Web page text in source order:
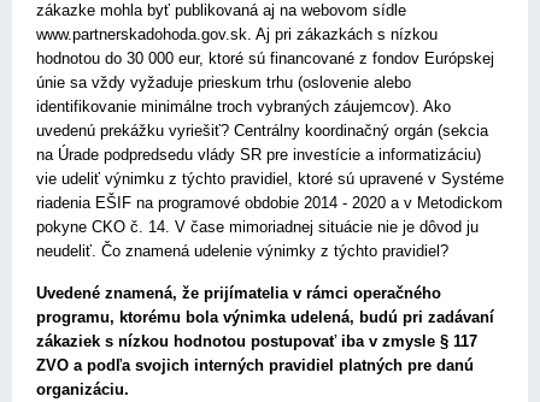
zákazke mohla byť publikovaná aj na webovom sídle
www.partnerskadohoda.gov.sk. Aj pri zákazkách s nízkou
hodnotou do 30 000 eur, ktoré sú financované z fondov Európskej
únie sa vždy vyžaduje prieskum trhu (oslovenie alebo
identifikovanie minimálne troch vybraných záujemcov). Ako
uvedenú prekážku vyriešiť? Centrálny koordinačný orgán (sekcia
na Úrade podpredsedu vlády SR pre investície a informatizáciu)
vie udeliť výnimku z týchto pravidiel, ktoré sú upravené v Systéme
riadenia EŠIF na programové obdobie 2014 - 2020 a v Metodickom
pokyne CKO č. 14. V čase mimoriadnej situácie nie je dôvod ju
neudeliť. Čo znamená udelenie výnimky z týchto pravidiel?
Uvedené znamená, že prijímatelia v rámci operačného
programu, ktorému bola výnimka udelená, budú pri zadávaní
zákaziek s nízkou hodnotou postupovať iba v zmysle § 117
ZVO a podľa svojich interných pravidiel platných pre danú
organizáciu.